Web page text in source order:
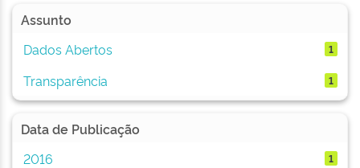
Assunto
Dados Abertos
1
Transparência 1
Data de Publicação
2016
1